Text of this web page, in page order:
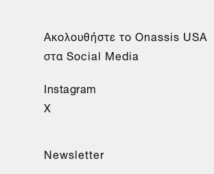
Aκολουθήστε το Onassis USA
στα Social Media
Instagram
X
Newsletter